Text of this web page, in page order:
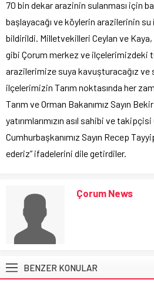
70 bin dekar arazinin sulanması için
başlayacağı ve köylerin arazilerinin su
bildirildi. Milletvekilleri Ceylan ve
gibi Çorum merkez ve ilçelerimizdeki
arazilerimize suya kavuşturacağız ve
ilçelerimizin Tarım noktasında her
Tarım ve Orman Bakanımız Sayın
yatırımlarımızın asıl sahibi ve
Cumhurbaşkanımız Sayın Recep
ederiz” ifadelerini dile getirdiler.
Çorum News
BENZER KONULAR